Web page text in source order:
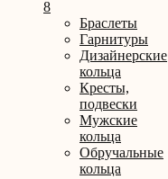
8
Браслеты
Гарнитуры
Дизайнерские
кольца
Кресты,
подвески
Мужские
кольца
Обручальные
кольца